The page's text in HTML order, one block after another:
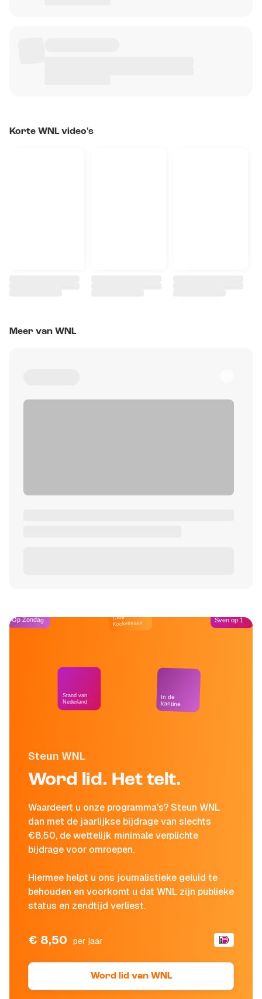
Korte WNL video's
Meer van WNL
Steun WNL
Word lid. Het telt.
Waardeert u onze programma's? Steun WNL
dan met de jaarlijkse bijdrage van slechts
€8,50, de wettelijk minimale verplichte
bijdrage voor omroepen.
Hiermee helpt u ons journalistieke geluid te
behouden en voorkomt u dat WNL zijn publieke
status en zendtijd verliest.
€ 8,50 per jaar
Word lid van WNL
Op Zondag
Stand van
Nederland
Café
Kockelmann
In de
kantine
Sven op 1